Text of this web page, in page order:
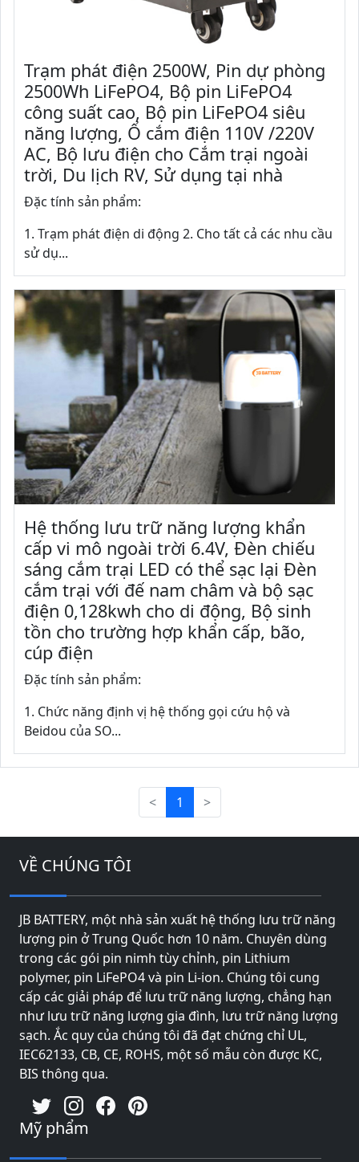
Trạm phát điện 2500W, Pin dự phòng
2500Wh LiFePO4, Bộ pin LiFePO4
công suất cao, Bộ pin LiFePO4 siêu
năng lượng, Ổ cắm điện 110V /220V
AC, Bộ lưu điện cho Cắm trại ngoài
trời, Du lịch RV, Sử dụng tại nhà
Đặc tính sản phẩm:
1. Trạm phát điện di động 2. Cho tất cả các nhu cầu
sử dụ...
Hệ thống lưu trữ năng lượng khẩn
cấp vi mô ngoài trời 6.4V, Đèn chiếu
sáng cắm trại LED có thể sạc lại Đèn
cắm trại với đế nam châm và bộ sạc
điện 0,128kwh cho di động, Bộ sinh
tồn cho trường hợp khẩn cấp, bão,
cúp điện
Đặc tính sản phẩm:
1. Chức năng định vị hệ thống gọi cứu hộ và
Beidou của SO...
< 1 >
VỀ CHÚNG TÔI
JB BATTERY, một nhà sản xuất hệ thống lưu trữ năng
lượng pin ở Trung Quốc hơn 10 năm. Chuyên dùng
trong các gói pin nimh tùy chỉnh, pin Lithium
polymer, pin LiFePO4 và pin Li-ion. Chúng tôi cung
cấp các giải pháp để lưu trữ năng lượng, chẳng hạn
như lưu trữ năng lượng gia đình, lưu trữ năng lượng
sạch. Ắc quy của chúng tôi đã đạt chứng chỉ UL,
IEC62133, CB, CE, ROHS, một số mẫu còn được KC,
BIS thông qua.
Mỹ phẩm